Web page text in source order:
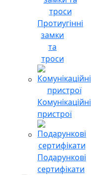
Протиугінні
замки
та
троси
Комунікаційні
пристрої
Подарункові
сертифікати